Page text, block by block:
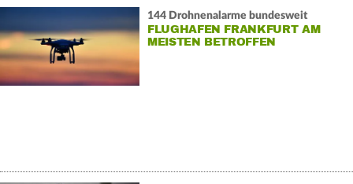
144 Drohnenalarme bundesweit
FLUGHAFEN FRANKFURT AM
MEISTEN BETROFFEN